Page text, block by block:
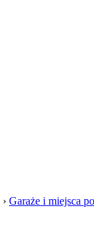
› Garaże i miejsca